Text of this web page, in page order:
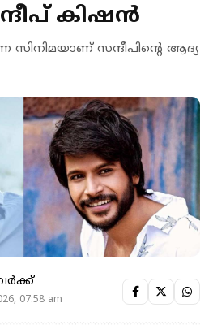
കിഷൻ
സിനിമയാണ് സന്ദീപിന്റെ ആദ്യ
07:58 am